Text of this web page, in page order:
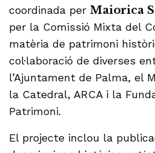
coordinada per Maiorica
per la Comissió Mixta del
matèria de patrimoni
col·laboració de diverses
l’Ajuntament de Palma, el
la Catedral, ARCA i la
Patrimoni.
El projecte inclou la